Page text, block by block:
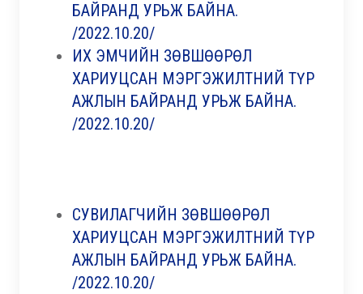
БАЙРАНД УРЬЖ БАЙНА.
/2022.10.20/
ИХ ЭМЧИЙН ЗӨВШӨӨРӨЛ
ХАРИУЦСАН МЭРГЭЖИЛТНИЙ ТҮР
АЖЛЫН БАЙРАНД УРЬЖ БАЙНА.
/2022.10.20/
СУВИЛАГЧИЙН ЗӨВШӨӨРӨЛ
ХАРИУЦСАН МЭРГЭЖИЛТНИЙ ТҮР
АЖЛЫН БАЙРАНД УРЬЖ БАЙНА.
/2022.10.20/